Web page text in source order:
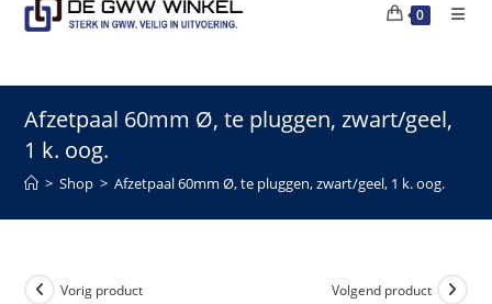
0
Afzetpaal 60mm Ø, te pluggen, zwart/geel,
1 k. oog.
> Shop > Afzetpaal 60mm Ø, te pluggen, zwart/geel, 1 k. oog.
Vorig product Volgend product